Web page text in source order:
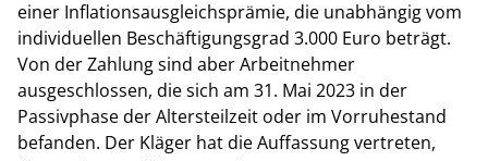
einer Inflationsausgleichsprämie, die unabhängig vom
individuellen Beschäftigungsgrad 3.000 Euro beträgt.
Von der Zahlung sind aber Arbeitnehmer
ausgeschlossen, die sich am 31. Mai 2023 in der
Passivphase der Altersteilzeit oder im Vorruhestand
befanden. Der Kläger hat die Auffassung vertreten,